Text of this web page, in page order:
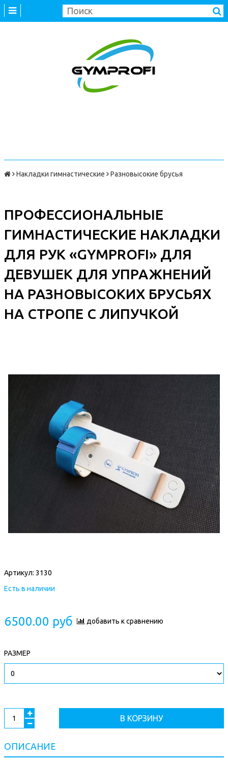
Накладки гимнастические Разновысокие брусья
ПРОФЕССИОНАЛЬНЫЕ
ГИМНАСТИЧЕСКИЕ НАКЛАДКИ
ДЛЯ РУК «GYMPROFI» ДЛЯ
ДЕВУШЕК ДЛЯ УПРАЖНЕНИЙ
НА РАЗНОВЫСОКИХ БРУСЬЯХ
НА СТРОПЕ С ЛИПУЧКОЙ
Артикул: 3130
Есть в наличии
6500.00 руб добавить к сравнению
РАЗМЕР
В КОРЗИНУ
ОПИСАНИЕ